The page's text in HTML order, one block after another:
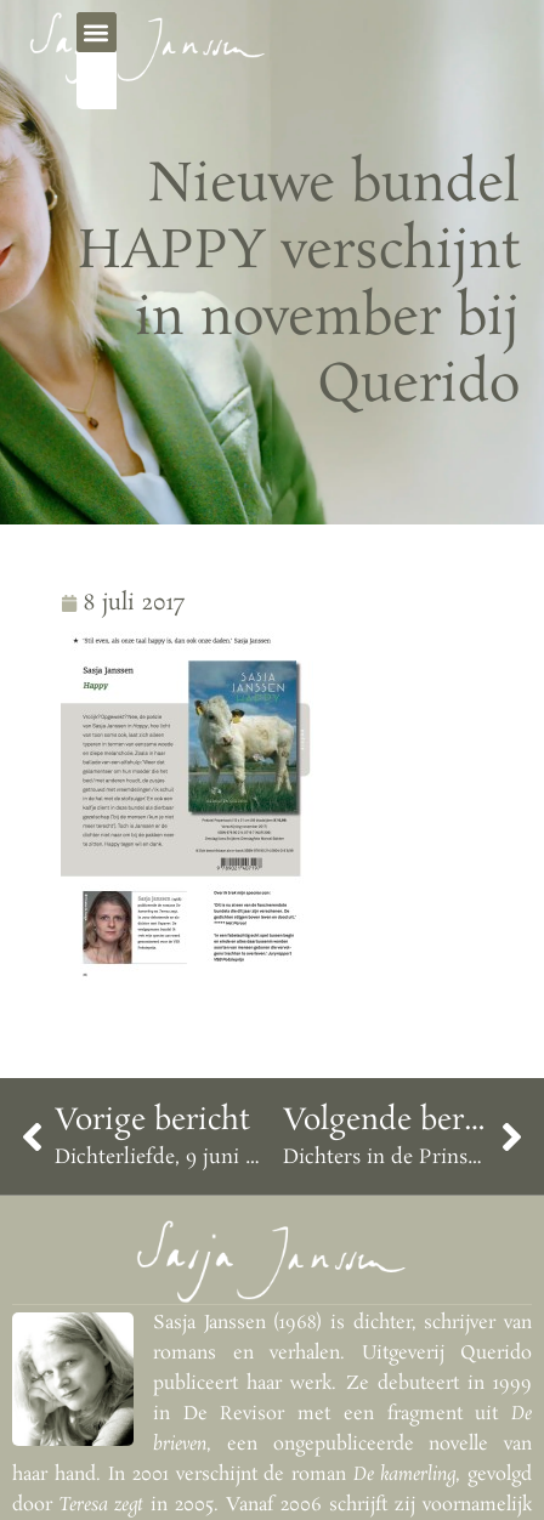
Nieuwe bundel
HAPPY verschijnt
in november bij
Querido
8 juli 2017
Vorige bericht
Dichterliefde, 9 juni op Weteringschans 259, vanaf 17 uur
Volgende bericht
Dichters in de Prinsentuin, 14-15-16 juli
Sasja Janssen (1968) is dichter, schrijver van
romans en verhalen. Uitgeverij Querido
publiceert haar werk. Ze debuteert in 1999
in De Revisor met een fragment uit De
brieven, een ongepubliceerde novelle van
haar hand. In 2001 verschijnt de romanDe kamerling, gevolgd
door Teresa zegt in 2005. Vanaf 2006 schrijft zij voornamelijk